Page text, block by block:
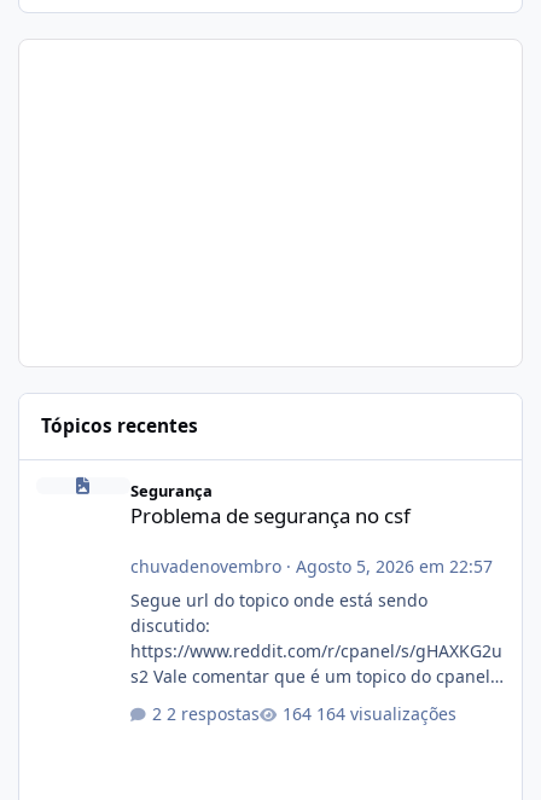
Tópicos recentes
Segurança
Problema de segurança no csf
chuvadenovembro· Agosto 5, 2026 em 22:57
Segue url do topico onde está sendo
discutido:
https://www.reddit.com/r/cpanel/s/gHAXKG2u
s2 Vale comentar que é um topico do cpanel...
2 respostas 164 visualizações